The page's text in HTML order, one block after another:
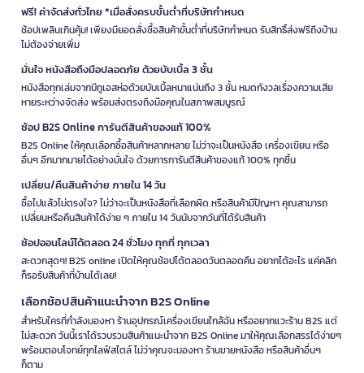
ฟรี! ค่าจัดส่งทั่วไทย *เมื่อสั่งครบขั้นต่ำที่บริษัทกำหนด
ช้อปเพลินเกินคุ้ม! เพียงมียอดสั่งซื้อสินค้าขั้นต่ำที่บริษัทกำหนด รับสิทธิ์ส่งฟรีถึงบ้าน
ไม่ต้องจ่ายเพิ่ม
มั่นใจ หนังสือถึงมือปลอดภัย ด้วยบับเบิ้ล 3 ชั้น
หนังสือทุกเล่มจากบีทูเอสห่อด้วยบับเบิ้ลหนาแน่นถึง 3 ชั้น หมดกังวลเรื่องความเสีย
หายระหว่างจัดส่ง พร้อมส่งตรงถึงมือคุณในสภาพสมบูรณ์
ช้อป B2S Online การันตีสินค้าของแท้ 100%
B2S Online ให้คุณเลือกซื้อสินค้าหลากหลาย ไม่ว่าจะเป็นหนังสือ เครื่องเขียน หรือ
อื่นๆ อีกมากมายได้อย่างมั่นใจ ด้วยการการันตีสินค้าของแท้ 100% ทุกชิ้น
เปลี่ยน/คืนสินค้าง่าย ภายใน 14 วัน
ซื้อไปแล้วไม่ตรงใจ? ไม่ว่าจะเป็นหนังสือที่เลือกผิด หรือสินค้ามีปัญหา คุณสามารถ
เปลี่ยนหรือคืนสินค้าได้ง่าย ๆ ภายใน 14 วันนับจากวันที่ได้รับสินค้า
ช้อปออนไลน์ได้ตลอด 24 ชั่วโมง ทุกที่ ทุกเวลา
สะดวกสุดๆ! B2S online เปิดให้คุณช้อปได้ตลอดวันตลอดคืน อยากได้อะไร แค่คลิก
ก็รอรับสินค้าที่บ้านได้เลย!
เลือกช้อปสินค้าแนะนำจาก B2S Online
สำหรับใครที่กำลังมองหา ร้านอุปกรณ์เครื่องเขียนใกล้ฉัน หรืออยากแวะร้าน B2S แต่
ไม่สะดวก วันนี้เราได้รวบรวมสินค้าแนะนำจาก B2S Online มาให้คุณเลือกสรรได้ง่ายๆ
พร้อมตอบโจทย์ทุกไลฟ์สไตล์ ไม่ว่าคุณจะมองหา ร้านขายหนังสือ หรือสินค้าอื่นๆ
ก็ตาม